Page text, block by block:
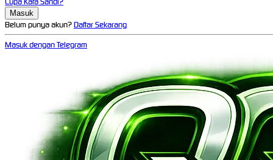
Belum punya akun?Daftar Sekarang
Masuk dengan Telegram